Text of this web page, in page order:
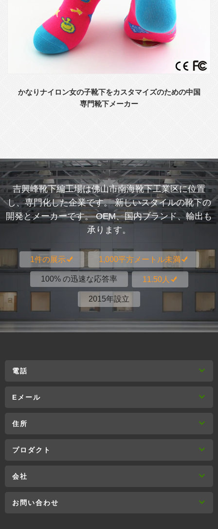
かなりナイロン女の子靴下をカスタマイズのための中国
専門靴下メーカー
吉興峰靴下編工場は佛山市南海靴下工業区に位置
し、専門化した企業です。 新しいスタイルの靴下の
開発とメーカーです。 OEM、国内ブランド、輸出も
承ります。
1件の展示 1,000平方メートル未満
100% の迅速な応答率 11.50人
2015年設立
電話
Eメール
住所
プロダクト
会社
お問い合わせ